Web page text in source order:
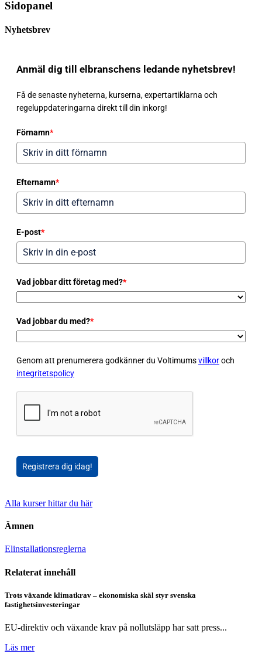
Sidopanel
Nyhetsbrev
Anmäl dig till elbranschens ledande nyhetsbrev!
Få de senaste nyheterna, kurserna, expertartiklarna och
regeluppdateringarna direkt till din inkorg!
Förnamn*
Efternamn*
E-post*
Vad jobbar ditt företag med?*
Vad jobbar du med?*
Genom att prenumerera godkänner du Voltimumsvillkoroch
integritetspolicy
Registrera dig idag!
Alla kurser hittar du här
Ämnen
Elinstallationsreglerna
Relaterat innehåll
Trots växande klimatkrav – ekonomiska skäl styr svenska
fastighetsinvesteringar
EU-direktiv och växande krav på nollutsläpp har satt press...
Läs mer